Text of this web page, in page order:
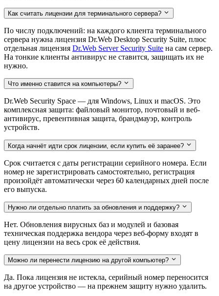
Как считать лицензии для терминального сервера?
По числу подключений: на каждого клиента терминального
сервера нужна лицензия Dr.Web Desktop Security Suite, плюс
отдельная лицензия Dr.Web Server Security Suite на сам сервер.
На тонкие клиенты антивирус не ставится, защищать их не
нужно.
Что именно ставится на компьютеры?
Dr.Web Security Space — для Windows, Linux и macOS. Это
комплексная защита: файловый монитор, почтовый и веб-
антивирус, превентивная защита, брандмауэр, контроль
устройств.
Когда начнёт идти срок лицензии, если купить её заранее?
Срок считается с даты регистрации серийного номера. Если
номер не зарегистрировать самостоятельно, регистрация
произойдёт автоматически через 60 календарных дней после
его выпуска.
Нужно ли отдельно платить за обновления и поддержку?
Нет. Обновления вирусных баз и модулей и базовая
техническая поддержка вендора через веб-форму входят в
цену лицензии на весь срок её действия.
Можно ли перенести лицензию на другой компьютер?
Да. Пока лицензия не истекла, серийный номер переносится
на другое устройство — на прежнем защиту нужно удалить.